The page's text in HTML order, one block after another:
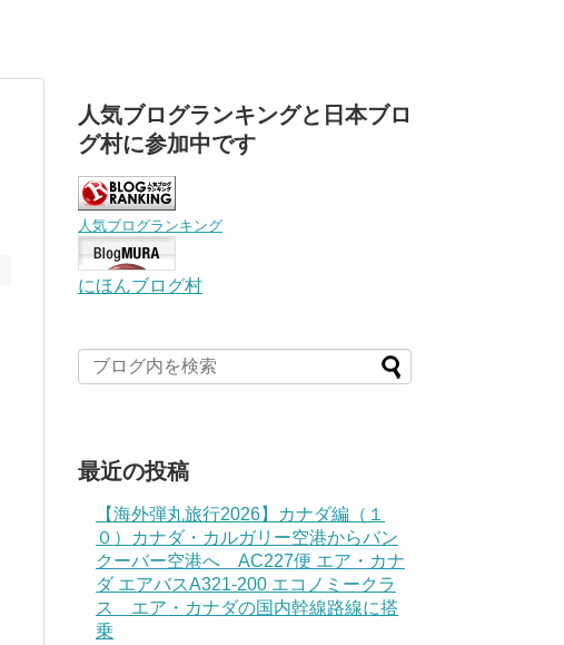
人気ブログランキングと日本ブロ
グ村に参加中です
人気ブログランキング
にほんブログ村
最近の投稿
【海外弾丸旅行2026】カナダ編（１
０）カナダ・カルガリー空港からバン
クーバー空港へ AC227便 エア・カナ
ダ エアバスA321-200 エコノミークラ
ス エア・カナダの国内幹線路線に搭
乗